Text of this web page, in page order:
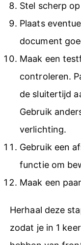
Stel scherp
Plaats
document
Maak een
controleren.
de sluitertijd
Gebruik
verlichting.
Gebruik een
functie om
Maak een
Herhaal deze
zodat je in 1